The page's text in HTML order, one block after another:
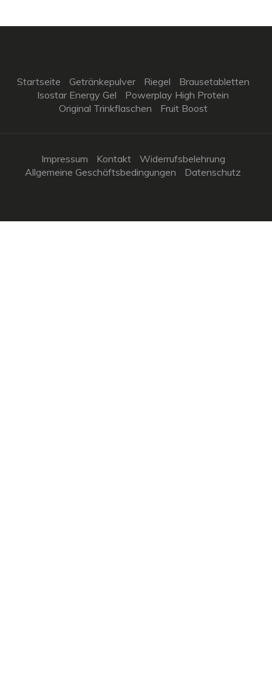
Startseite Getränkepulver Riegel
Brausetabletten
Isostar Energy Gel
Powerplay High Protein
Original Trinkflaschen
Fruit Boost
Impressum Kontakt
Widerrufsbelehrung
Allgemeine Geschäftsbedingungen
Datenschutz